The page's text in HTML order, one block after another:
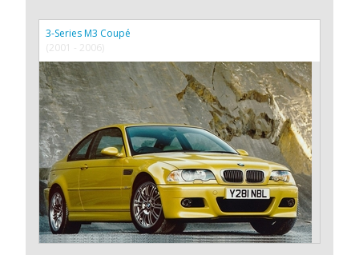
3-Series M3 Coupé
(2001 - 2006)